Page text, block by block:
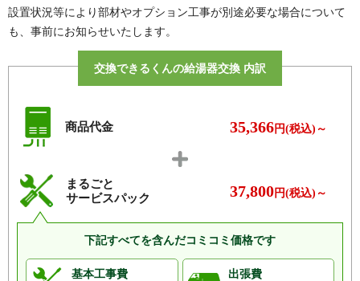
設置状況等により部材やオプション工事が別途必要な場合について
も、事前にお知らせいたします。
交換できるくんの給湯器交換 内訳
商品代金 35,366円(税込)～
まるごと
サービスパック
37,800円(税込)～
下記すべてを含んだコミコミ価格です
基本工事費
出張費